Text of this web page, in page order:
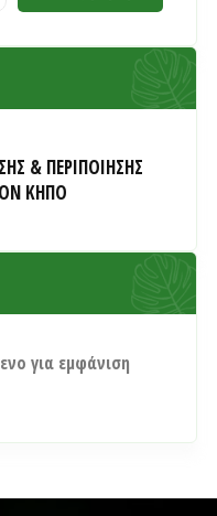
& ΠΕΡΙΠΟΙΗΣΗΣ
ΚΗΠΟ
για εμφάνιση